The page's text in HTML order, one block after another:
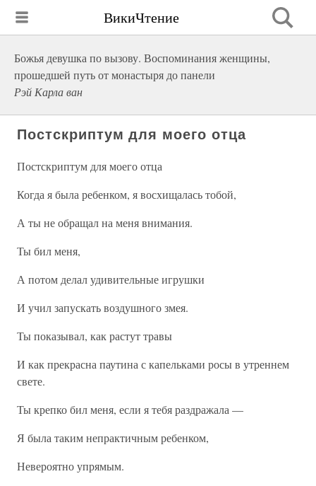
ВикиЧтение
Божья девушка по вызову. Воспоминания женщины,
прошедшей путь от монастыря до панели
Рэй Карла ван
Постскриптум для моего отца
Постскриптум для моего отца
Когда я была ребенком, я восхищалась тобой,
А ты не обращал на меня внимания.
Ты бил меня,
А потом делал удивительные игрушки
И учил запускать воздушного змея.
Ты показывал, как растут травы
И как прекрасна паутина с капельками росы в утреннем
свете.
Ты крепко бил меня, если я тебя раздражала —
Я была таким непрактичным ребенком,
Невероятно упрямым.